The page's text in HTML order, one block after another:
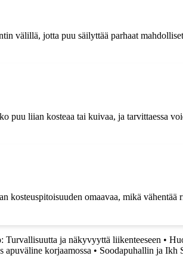
välillä, jotta puu säilyttää parhaat
puu liian kosteaa tai kuivaa, ja tarvittaessa
kosteuspitoisuuden omaavaa, mikä vähentää
Turvallisuutta ja näkyvyyttä liikenteeseen •
apuväline korjaamossa • Soodapuhallin ja Ikh